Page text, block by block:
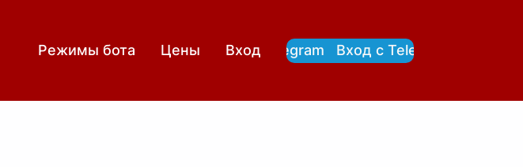
Режимы бота Цены Вход
Вход с Telegram Вход с Telegram